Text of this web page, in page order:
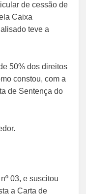
de cessão de
Caixa
teve a
50% dos direitos
constou, com a
de Sentença do
03, e suscitou
a Carta de